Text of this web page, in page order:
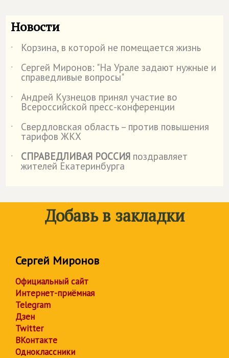
Новости
˙
Корзина, в которой не помещается жизнь
˙
Сергей Миронов: "На Урале задают нужные и
справедливые вопросы"
˙
Андрей Кузнецов принял участие во
Всероссийской пресс-конференции
˙
Свердловская область – против повышения
тарифов ЖКХ
˙
СПРАВЕДЛИВАЯ РОССИЯ поздравляет
жителей Екатеринбурга
Добавь в закладки
Сергей Миронов
Официальный сайт
Интернет-приёмная
Telegram
Дзен
Twitter
ВКонтакте
Одноклассники